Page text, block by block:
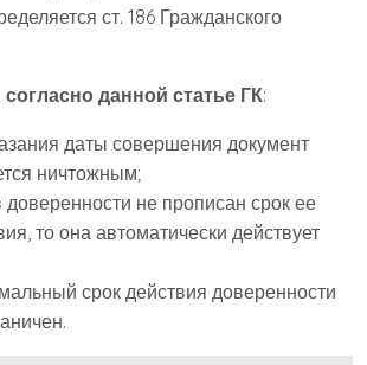
ст. 186 Гражданского
данной статье ГК:
даты совершения документ
ничтожным;
доверенности не прописан срок ее
то она автоматически действует
срок действия доверенности